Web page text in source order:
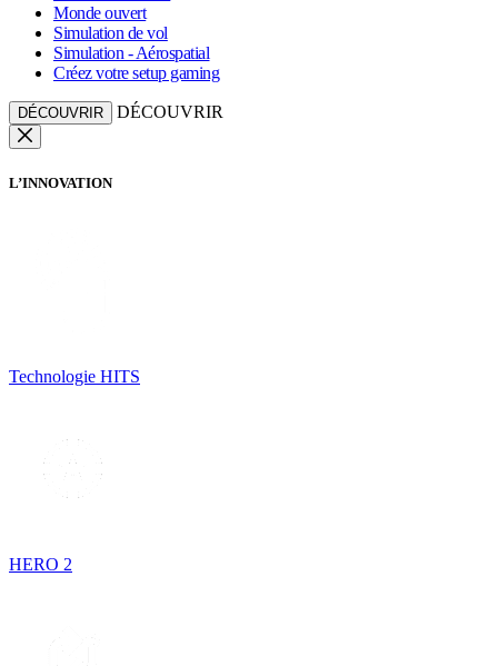
Monde ouvert
Simulation de vol
Simulation - Aérospatial
Créez votre setup gaming
DÉCOUVRIR DÉCOUVRIR
L’INNOVATION
Technologie HITS
HERO 2